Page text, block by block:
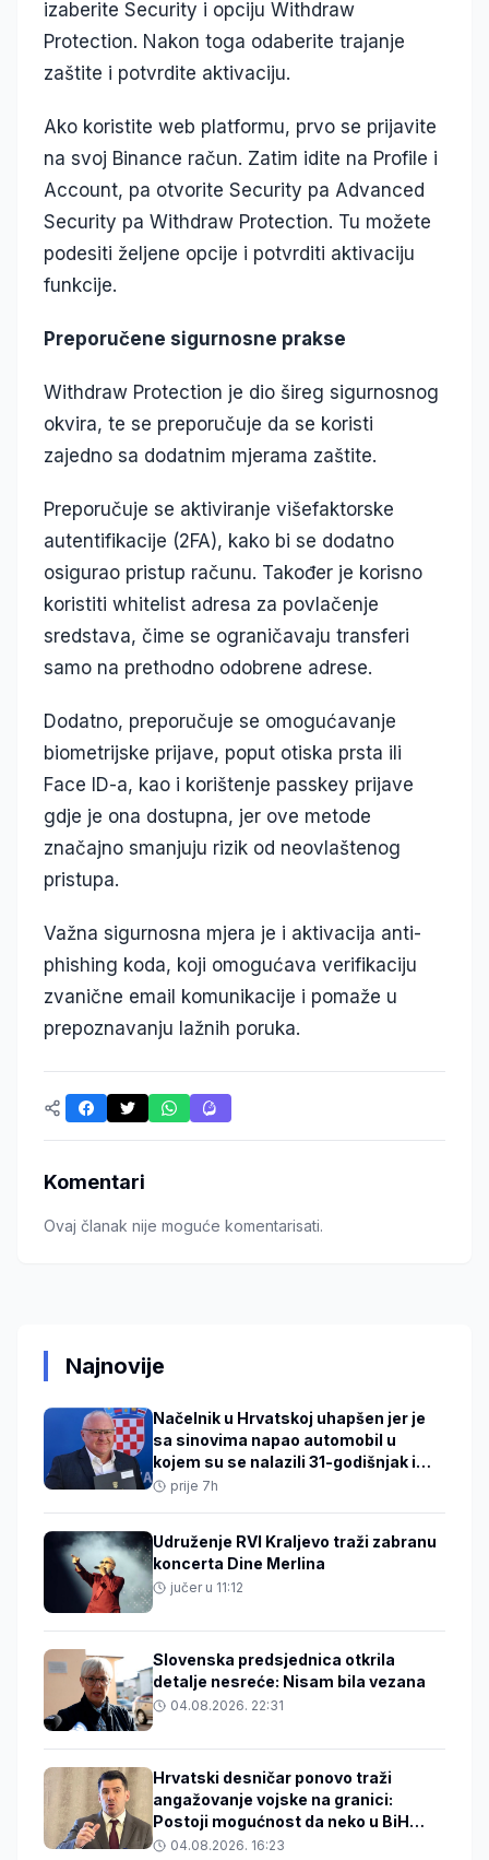
izaberite Security i opciju Withdraw
Protection. Nakon toga odaberite trajanje
zaštite i potvrdite aktivaciju.
Ako koristite web platformu, prvo se prijavite
na svoj Binance račun. Zatim idite na Profile i
Account, pa otvorite Security pa Advanced
Security pa Withdraw Protection. Tu možete
podesiti željene opcije i potvrditi aktivaciju
funkcije.
Preporučene sigurnosne prakse
Withdraw Protection je dio šireg sigurnosnog
okvira, te se preporučuje da se koristi
zajedno sa dodatnim mjerama zaštite.
Preporučuje se aktiviranje višefaktorske
autentifikacije (2FA), kako bi se dodatno
osigurao pristup računu. Također je korisno
koristiti whitelist adresa za povlačenje
sredstava, čime se ograničavaju transferi
samo na prethodno odobrene adrese.
Dodatno, preporučuje se omogućavanje
biometrijske prijave, poput otiska prsta ili
Face ID-a, kao i korištenje passkey prijave
gdje je ona dostupna, jer ove metode
značajno smanjuju rizik od neovlaštenog
pristupa.
Važna sigurnosna mjera je i aktivacija anti-
phishing koda, koji omogućava verifikaciju
zvanične email komunikacije i pomaže u
prepoznavanju lažnih poruka.
Komentari
Ovaj članak nije moguće komentarisati.
Najnovije
Načelnik u Hrvatskoj uhapšen jer je
sa sinovima napao automobil u
kojem su se nalazili 31-godišnjak i
bebaprije 7h
Udruženje RVI Kraljevo traži zabranu
koncerta Dine Merlina
jučer u 11:12
Slovenska predsjednica otkrila
detalje nesreće: Nisam bila vezana
04.08.2026. 22:31
Hrvatski desničar ponovo traži
angažovanje vojske na granici:
Postoji mogućnost da neko u BiH
zakuha stvari
04.08.2026. 16:23